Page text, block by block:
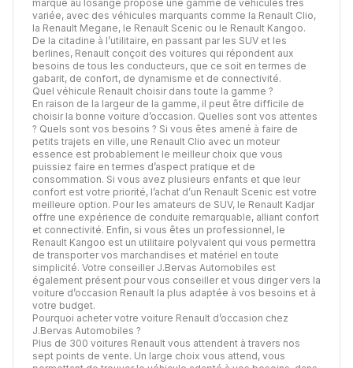
marque au losange propose une gamme de véhicules très
variée, avec des véhicules marquants comme la Renault Clio,
la Renault Megane, le Renault Scenic ou le Renault Kangoo.
De la citadine à l’utilitaire, en passant par les SUV et les
berlines, Renault conçoit des voitures qui répondent aux
besoins de tous les conducteurs, que ce soit en termes de
gabarit, de confort, de dynamisme et de connectivité.
Quel véhicule Renault choisir dans toute la gamme ?
En raison de la largeur de la gamme, il peut être difficile de
choisir la bonne voiture d’occasion. Quelles sont vos attentes
? Quels sont vos besoins ? Si vous êtes amené à faire de
petits trajets en ville, une Renault Clio avec un moteur
essence est probablement le meilleur choix que vous
puissiez faire en termes d’aspect pratique et de
consommation. Si vous avez plusieurs enfants et que leur
confort est votre priorité, l’achat d’un Renault Scenic est votre
meilleure option. Pour les amateurs de SUV, le Renault Kadjar
offre une expérience de conduite remarquable, alliant confort
et connectivité. Enfin, si vous êtes un professionnel, le
Renault Kangoo est un utilitaire polyvalent qui vous permettra
de transporter vos marchandises et matériel en toute
simplicité. Votre conseiller J.Bervas Automobiles est
également présent pour vous conseiller et vous diriger vers la
voiture d’occasion Renault la plus adaptée à vos besoins et à
votre budget.
Pourquoi acheter votre voiture Renault d’occasion chez
J.Bervas Automobiles ?
Plus de 300 voitures Renault vous attendent à travers nos
sept points de vente. Un large choix vous attend, vous